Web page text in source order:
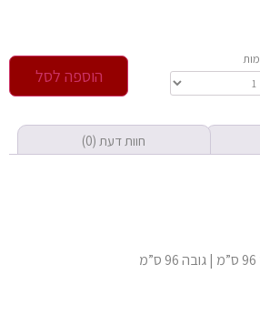
הוספה לסל
חוות דעת (0)